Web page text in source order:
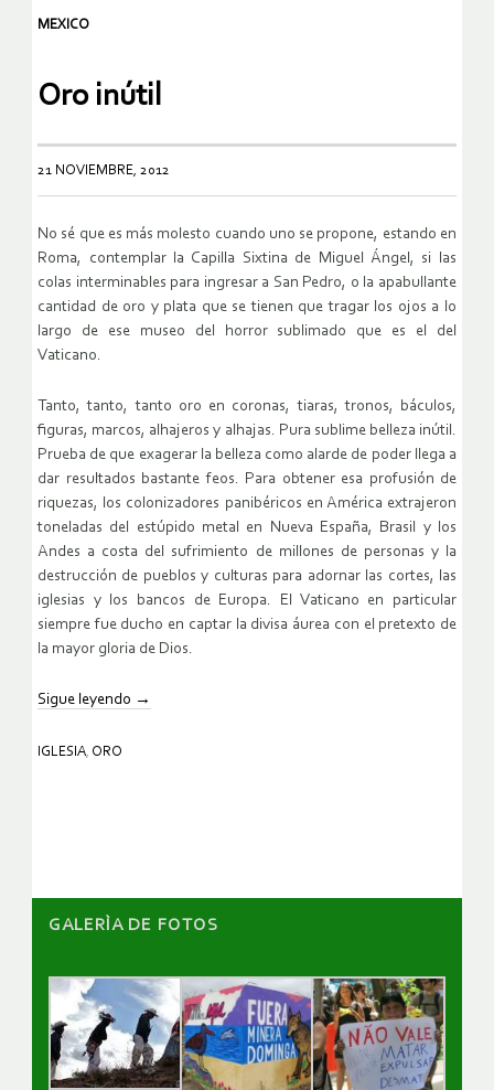
MEXICO
Oro inútil
21 NOVIEMBRE, 2012
No sé que es más molesto cuando uno se propone, estando en
Roma, contemplar la Capilla Sixtina de Miguel Ángel, si las
colas interminables para ingresar a San Pedro, o la apabullante
cantidad de oro y plata que se tienen que tragar los ojos a lo
largo de ese museo del horror sublimado que es el del
Vaticano.
Tanto, tanto, tanto oro en coronas, tiaras, tronos, báculos,
figuras, marcos, alhajeros y alhajas. Pura sublime belleza inútil.
Prueba de que exagerar la belleza como alarde de poder llega a
dar resultados bastante feos. Para obtener esa profusión de
riquezas, los colonizadores panibéricos en América extrajeron
toneladas del estúpido metal en Nueva España, Brasil y los
Andes a costa del sufrimiento de millones de personas y la
destrucción de pueblos y culturas para adornar las cortes, las
iglesias y los bancos de Europa. El Vaticano en particular
siempre fue ducho en captar la divisa áurea con el pretexto de
la mayor gloria de Dios.
Sigue leyendo →
IGLESIA, ORO
GALERÌA DE FOTOS